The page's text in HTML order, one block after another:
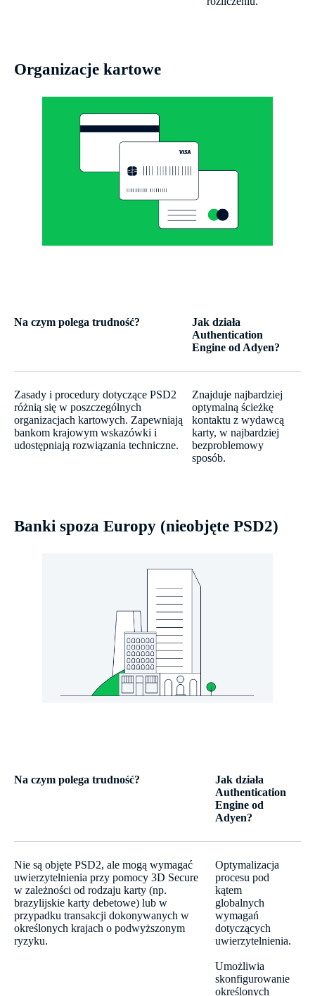
Organizacje kartowe
Na czym polega trudność?
Jak działa
Authentication
Engine od Adyen?
Zasady i procedury dotyczące PSD2
różnią się w poszczególnych
organizacjach kartowych. Zapewniają
bankom krajowym wskazówki i
udostępniają rozwiązania techniczne.
Znajduje najbardziej
optymalną ścieżkę
kontaktu z wydawcą
karty, w najbardziej
bezproblemowy
sposób.
Banki spoza Europy (nieobjęte PSD2)
Na czym polega trudność?
Jak działa
Authentication
Engine od
Adyen?
Nie są objęte PSD2, ale mogą wymagać
uwierzytelnienia przy pomocy 3D Secure
w zależności od rodzaju karty (np.
brazylijskie karty debetowe) lub w
przypadku transakcji dokonywanych w
określonych krajach o podwyższonym
ryzyku.
Optymalizacja
procesu pod
kątem
globalnych
wymagań
dotyczących
uwierzytelnienia.
Umożliwia
skonfigurowanie
określonych